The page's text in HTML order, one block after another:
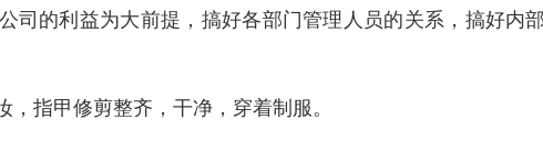
司的利益为大前提，搞好各部门管理人员的关系，搞好内部
指甲修剪整齐，干净，穿着制服。